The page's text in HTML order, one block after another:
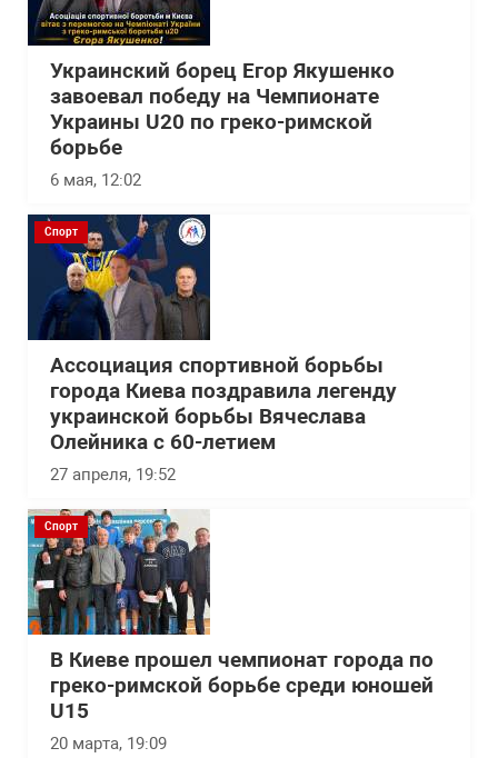
Украинский борец Егор Якушенко
завоевал победу на Чемпионате
Украины U20 по греко-римской
борьбе
6 мая, 12:02
Спорт
Ассоциация спортивной борьбы
города Киева поздравила легенду
украинской борьбы Вячеслава
Олейника с 60-летием
27 апреля, 19:52
Спорт
В Киеве прошел чемпионат города по
греко-римской борьбе среди юношей
U15
20 марта, 19:09